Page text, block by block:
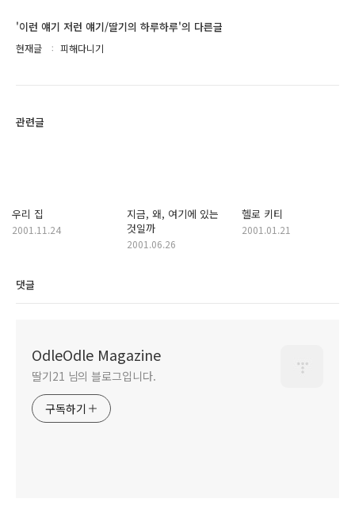
'이런 얘기 저런 얘기/딸기의 하루하루'의 다른글
현재글 피해다니기
관련글
우리 집
2001.11.24
지금, 왜, 여기에 있는
것일까
2001.06.26
헬로 키티
2001.01.21
댓글
OdleOdle Magazine
딸기21 님의 블로그입니다.
구독하기